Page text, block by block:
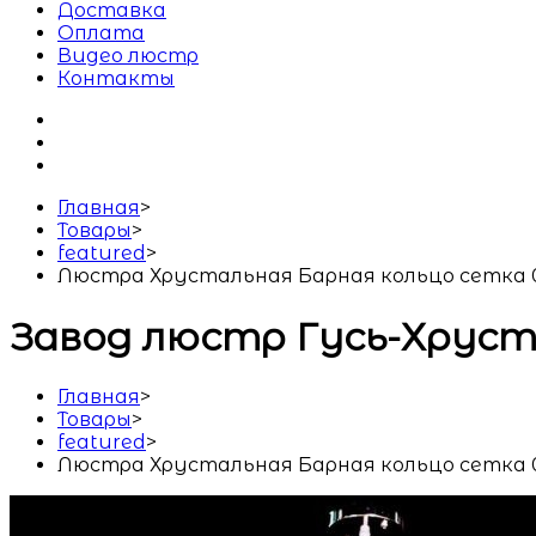
Доставка
Оплата
Видео люстр
Контакты
Главная>
Товары>
featured >
Люстра Хрустальная Барная кольцо сетка
Завод люстр Гусь-
Главная>
Товары>
featured >
Люстра Хрустальная Барная кольцо сетка